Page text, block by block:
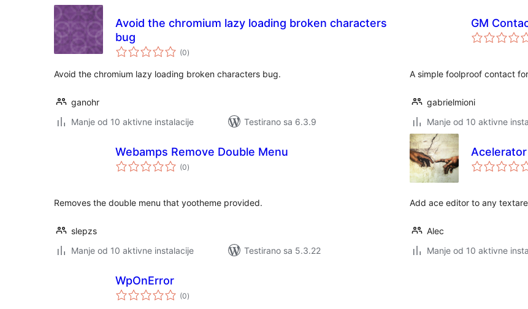
Avoid the chromium lazy loading broken characters
bug
(0ukupno
ocjena
)
Avoid the chromium lazy loading broken characters bug.
ganohr
Manje od 10 aktivne instalacije
Testirano sa 6.3.9
GM
A simple foolproof contact
gabrielmioni
Manje od 10 aktivne
Webamps Remove Double Menu
(0ukupno
ocjena
)
Removes the double menu that yootheme provided.
slepzs
Manje od 10 aktivne instalacije
Testirano sa 5.3.22
Acelerator
Add ace editor to any
Alec
Manje od 10 aktivne
WpOnError
(0ukupno
ocjena
)